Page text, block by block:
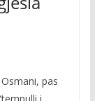
pas